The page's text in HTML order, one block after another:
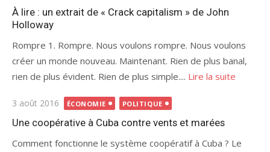
le
À lire : un extrait de « Crack capitalism » de John
Holloway
Rompre 1. Rompre. Nous voulons rompre. Nous voulons
créer un monde nouveau. Maintenant. Rien de plus banal,
rien de plus évident. Rien de plus simple.... Lire la suite
Publié
le
3 août 2016 ÉCONOMIE POLITIQUE
Une coopérative à Cuba contre vents et marées
Comment fonctionne le système coopératif à Cuba ? Le